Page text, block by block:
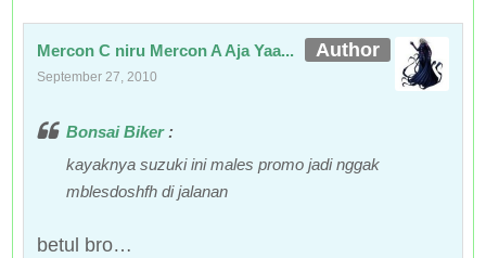
Mercon C niru Mercon A Aja Yaa...
September 27, 2010
Bonsai Biker:
kayaknya suzuki ini males promo jadi nggak
mblesdoshfh di jalanan
betul bro…